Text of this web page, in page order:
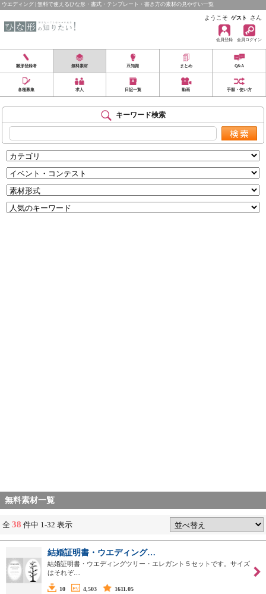
ウエディング | 無料で使えるひな形・書式・テンプレート・書き方の素材の見やすい一覧
ようこそ ゲスト さん
会員登録 会員ログイン
雛形登録者 無料素材 豆知識 まとめ Q&A
各種募集 求人 日記一覧 動画 手順・使い方
キーワード検索
無料素材一覧
全 38 件中 1-32 表示
結婚証明書・ウエディング…
結婚証明書・ウエディングツリー・エレガント５セットです。サイズ
はそれぞ…
10 4,503 1611.05